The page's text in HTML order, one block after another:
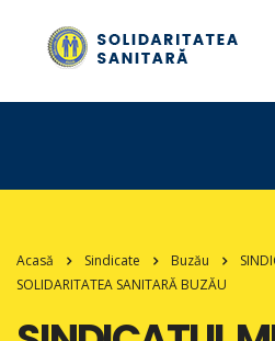
Acasă Sindicate Buzău
SOLIDARITATEA SANITARĂ BUZĂU